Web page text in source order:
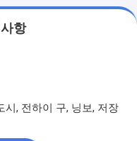
항
, 전하이 구, 닝보, 저장